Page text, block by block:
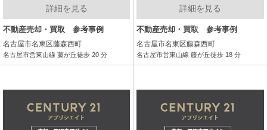
詳細を見る
不動産売却・買取 参考事例
名古屋市名東区藤森西町
名古屋市営東山線 藤が丘徒歩 20 分
詳細を見る
不動産売却・買取 参考事例
名古屋市名東区藤森西町
名古屋市営東山線 藤が丘徒歩 18 分